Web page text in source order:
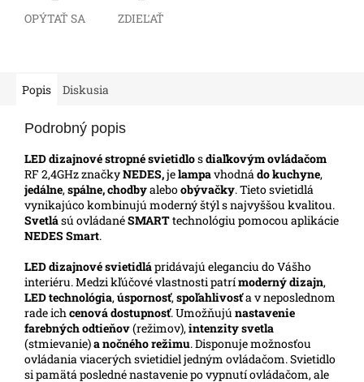
OPÝTAŤ SA ZDIEĽAŤ
Popis Diskusia
Podrobný popis
LED dizajnové stropné svietidlosdiaľkovým ovládačom
RF 2,4GHz značkyNEDES,jelampavhodnádo kuchyne,
jedálne,spálne, chodbyaleboobývačky. Tieto svietidlá
vynikajúco kombinujú moderný štýl s najvyššou kvalitou.
Svetlású ovládanéSMARTtechnológiu pomocou aplikácie
NEDES Smart.
LEDdizajnové svietidlápridávajú eleganciu do Vášho
interiéru. Medzi kľúčové vlastnosti patrímoderný dizajn,
LED technológia,úspornosť,spoľahlivosťa v neposlednom
rade ichcenová dostupnosť. Umožňujú nastavenie
farebných odtieňov(režimov),intenzity svetla
(stmievanie)a nočného režimu. Disponuje možnosťou
ovládania viacerých svietidiel jedným ovládačom. Svietidlo
si pamätá posledné nastavenie po vypnutí ovládačom, ale